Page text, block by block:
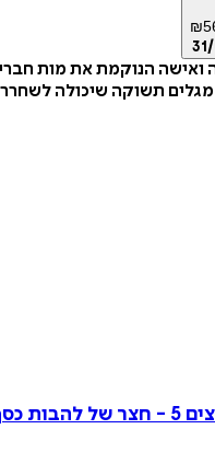
₪
ואישה הנוקמת את מות
תשוקה שיכולה
כסף